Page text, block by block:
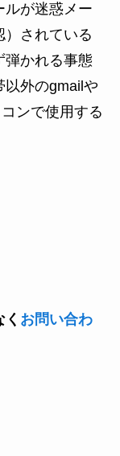
ルが迷惑メー
）されている
弾かれる事態
以外のgmailや
ンで使用する
お問い合わ